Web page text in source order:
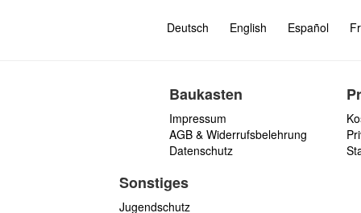
Deutsch English Español
Baukasten
Impressum
AGB & Widerrufsbelehrung
Datenschutz
Sonstiges
Jugendschutz